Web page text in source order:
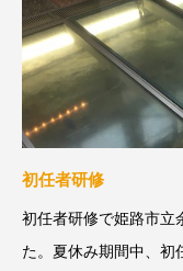
初任者研修
初任者研修で姫路市立
た。夏休み期間中、初